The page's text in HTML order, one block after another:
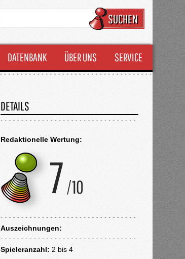
SUCHEN
DATENBANK ÜBER UNS SERVICE
DETAILS
Redaktionelle Wertung:
Auszeichnungen:
Spieleranzahl: 2 bis 4